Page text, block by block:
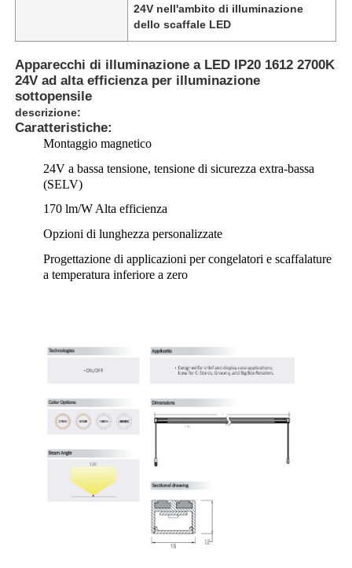
24V nell'ambito di illuminazione
dello scaffale LED
Apparecchi di illuminazione a LED IP20 1612 2700K
24V ad alta efficienza per illuminazione
sottopensile
descrizione:
Caratteristiche:
Montaggio magnetico
24V a bassa tensione, tensione di sicurezza extra-bassa
(SELV)
170 lm/W Alta efficienza
Opzioni di lunghezza personalizzate
Progettazione di applicazioni per congelatori e scaffalature
a temperatura inferiore a zero